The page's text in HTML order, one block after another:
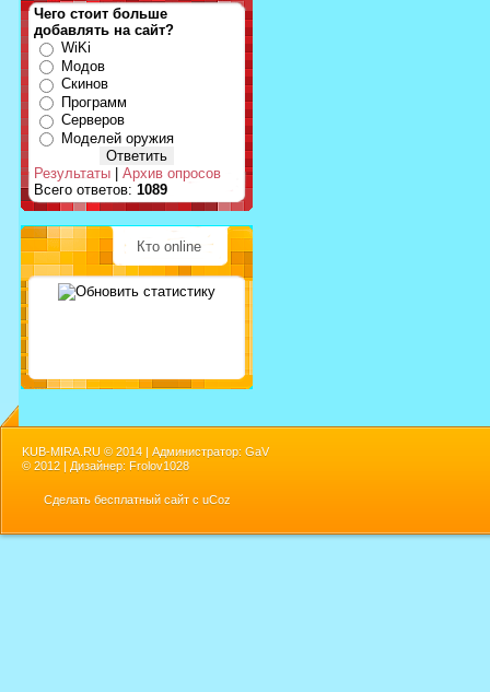
Чего стоит больше
добавлять на сайт?
WiKi
Модов
Скинов
Программ
Серверов
Моделей оружия
Результаты
Архив опросов
Всего ответов: 1089
Кто online
KUB-MIRA.RU © 2014 | Администратор: GaV
© 2012 | Дизайнер: Frolov1028
Сделать бесплатный сайт с uCoz